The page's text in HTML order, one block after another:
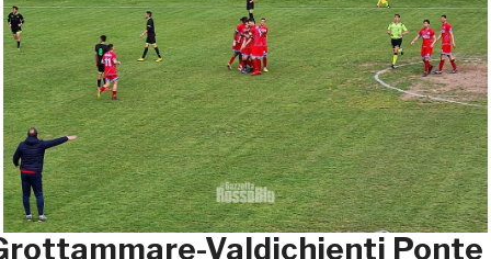
Valdichienti Ponte